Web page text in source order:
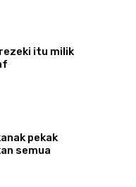
itu milik
pekak
semua